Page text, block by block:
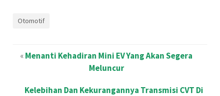
Otomotif
«Menanti Kehadiran Mini EV Yang Akan Segera
Meluncur
Kelebihan Dan Kekurangannya Transmisi CVT Di